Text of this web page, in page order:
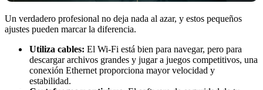
Un verdadero profesional no deja nada al azar, y estos pequeños
ajustes pueden marcar la diferencia.
Utiliza cables: El Wi-Fi está bien para navegar, pero para
descargar archivos grandes y jugar a juegos competitivos, una
conexión Ethernet proporciona mayor velocidad y
estabilidad.